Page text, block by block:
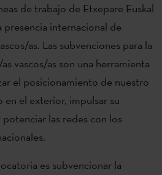
de trabajo de Etxepare Euskal
internacional de
as. Las subvenciones para la
vascos/as son una herramienta
el posicionamiento de nuestro
el exterior, impulsar su
las redes con los
es subvencionar la